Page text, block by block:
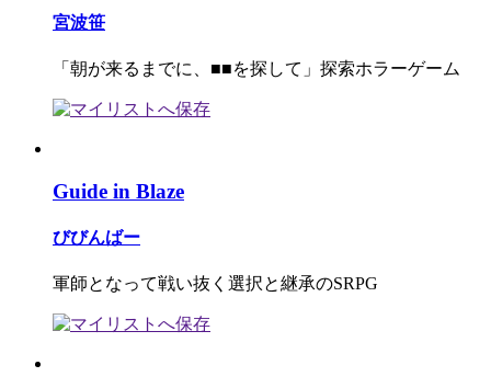
宮波笹
「朝が来るまでに、■■を探して」探索ホラーゲーム
Guide in Blaze
びびんばー
軍師となって戦い抜く選択と継承のSRPG